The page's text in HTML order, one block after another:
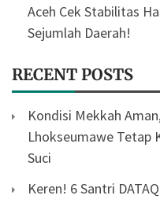
Aceh Cek Stabilitas
Sejumlah Daerah!
RECENT POSTS
Kondisi Mekkah
Lhokseumawe Tetap
Suci
Keren! 6 Santri